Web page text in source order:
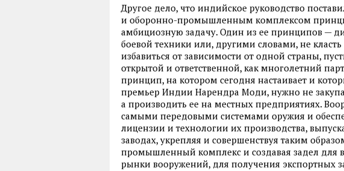
Другое дело, что индийское руководство
и оборонно-промышленным комплексом
амбициозную задачу. Один из ее принципов —
боевой техники или, другими словами, не
избавиться от зависимости от одной страны,
открытой и ответственной, как многолетний
принцип, на котором сегодня настаивает и
премьер Индии Нарендра Моди, нужно не
а производить ее на местных предприятиях.
самыми передовыми системами оружия и
лицензии и технологии их производства,
заводах, укрепляя и совершенствуя таким
промышленный комплекс и создавая задел
рынки вооружений, для получения экспортных